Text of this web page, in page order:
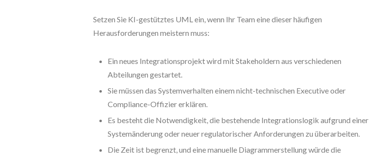
Setzen Sie KI-gestütztes UML ein, wenn Ihr Team eine dieser häufigen
Herausforderungen meistern muss:
Ein neues Integrationsprojekt wird mit Stakeholdern aus verschiedenen
Abteilungen gestartet.
Sie müssen das Systemverhalten einem nicht-technischen Executive oder
Compliance-Offizier erklären.
Es besteht die Notwendigkeit, die bestehende Integrationslogik aufgrund einer
Systemänderung oder neuer regulatorischer Anforderungen zu überarbeiten.
Die Zeit ist begrenzt, und eine manuelle Diagrammerstellung würde die